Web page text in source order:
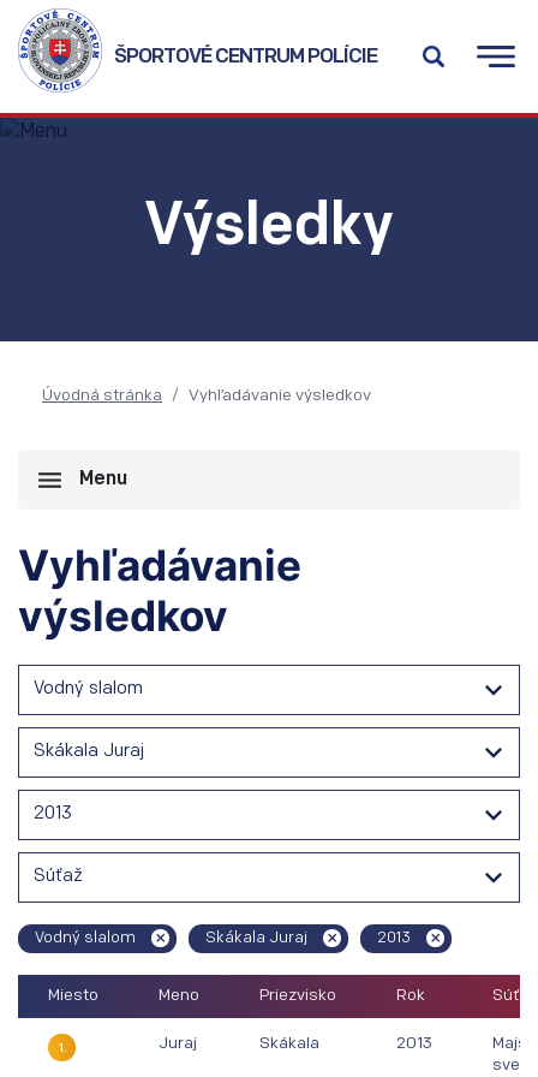
ŠPORTOVÉ CENTRUM POLÍCIE
Výsledky
Úvodná stránka Vyhľadávanie výsledkov
Menu
Vyhľadávanie
výsledkov
Vodný slalom
Skákala Juraj
2013
Súťaž
Vodný slalom Skákala Juraj 2013
Miesto Meno Priezvisko Rok
1. Juraj Skákala 2013
sveta